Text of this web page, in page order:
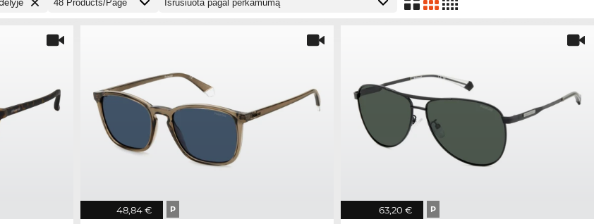
48,84 € P 63,20 € P